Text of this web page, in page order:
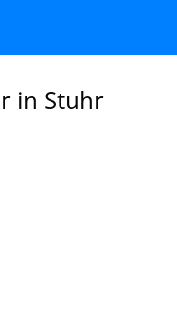
in Stuhr